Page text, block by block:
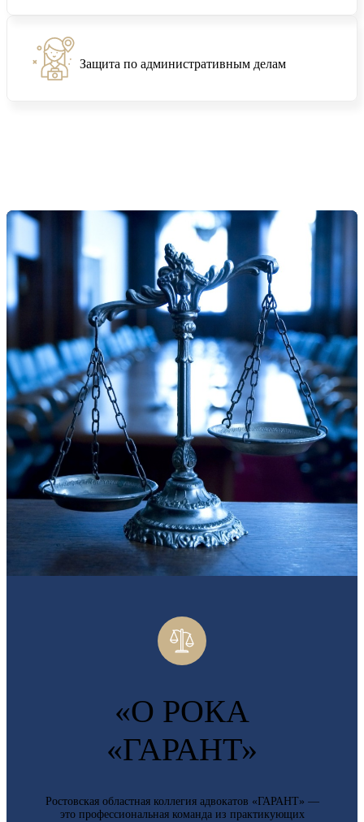
Защита по административным делам
«О РОКА
«ГАРАНТ»
Ростовская областная коллегия адвокатов «ГАРАНТ» —
это профессиональная команда из практикующих